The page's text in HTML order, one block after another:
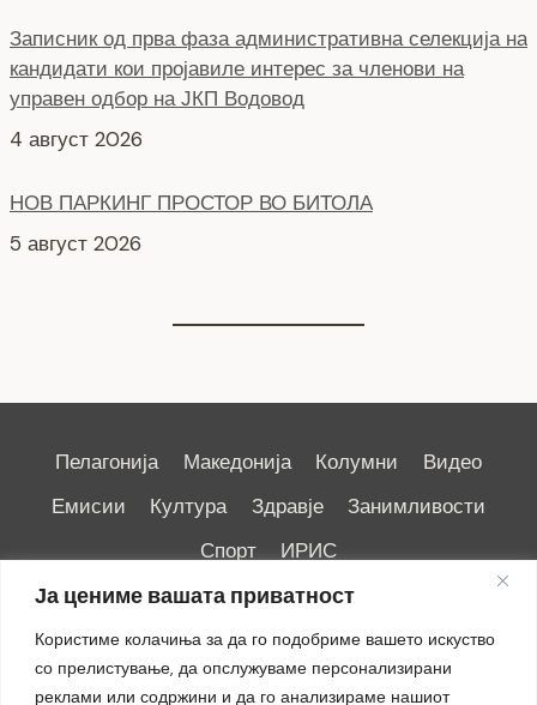
Ја цениме вашата приватност
Користиме колачиња за да го подобриме вашето искуство
со прелистување, да опслужуваме персонализирани
реклами или содржини и да го анализираме нашиот
НОВ ПАРКИНГ ПРОСТОР ВО БИТОЛА
5 август 2026
продолжуваат во втора фаза ЈКП Водовод
4 август 2026
Пелагонија Македонија Колумни
Видео
Емисии
Култура Здравје
Занимливости
Спорт
ИРИС